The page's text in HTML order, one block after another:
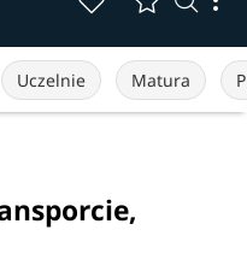
Uczelnie Matura